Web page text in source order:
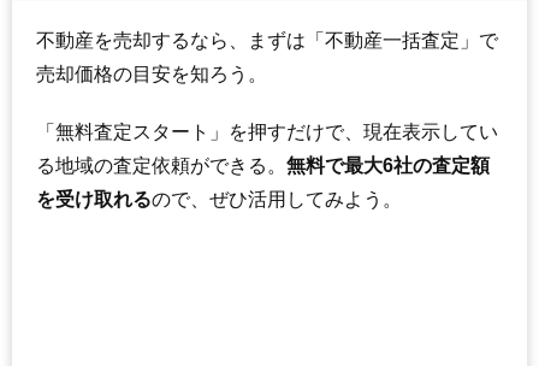
不動産を売却するなら、まずは「不動産一括査定」で
売却価格の目安を知ろう。
「無料査定スタート」を押すだけで、現在表示してい
る地域の査定依頼ができる。 無料で最大6社の査定額
を受け取れるので、ぜひ活用してみよう。